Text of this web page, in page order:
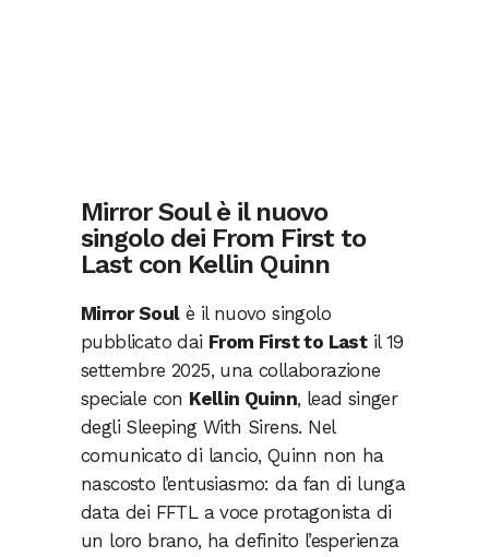
Mirror Soul è il nuovo
singolo dei From First to
Last con Kellin Quinn
Mirror Soulè il nuovo singolo
pubblicato dai From First to Lastil 19
settembre 2025, una collaborazione
speciale con Kellin Quinn, lead singer
degli Sleeping With Sirens. Nel
comunicato di lancio, Quinn non ha
nascosto l’entusiasmo: da fan di lunga
data dei FFTL a voce protagonista di
un loro brano, ha definito l’esperienza